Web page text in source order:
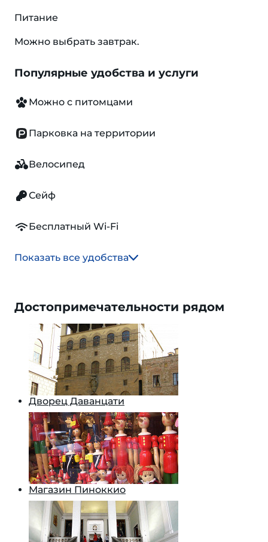
Питание
Можно выбрать завтрак.
Популярные удобства и услуги
Можно с питомцами
Парковка на территории
Велосипед
Сейф
Бесплатный Wi-Fi
Показать все удобства
Достопримечательности рядом
Дворец Даванцати
Магазин Пиноккио